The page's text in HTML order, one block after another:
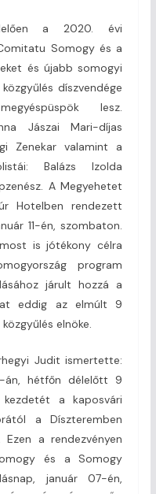
a 2020. évi
Somogy és a
és újabb somogyi
díszvendége
lesz.
Jászai Mari-díjas
Zenekar valamint a
Balázs Izolda
A Megyehetet
Hotelben rendezett
11-én, szombaton.
is jótékony célra
program
járult hozzá a
eddig az elmúlt 9
elnöke.
Judit ismertette:
án, hétfőn délelőtt 9
a kaposvári
a Díszteremben
a rendezvényen
és a Somogy
január 07-én,